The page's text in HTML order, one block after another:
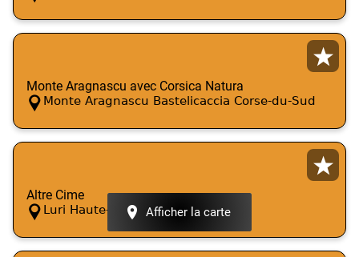
Monte Aragnascu avec Corsica Natura
Monte Aragnascu Bastelicaccia Corse-du-Sud
Altre Cime
Luri Haute-Corse CorseAfficher la carte